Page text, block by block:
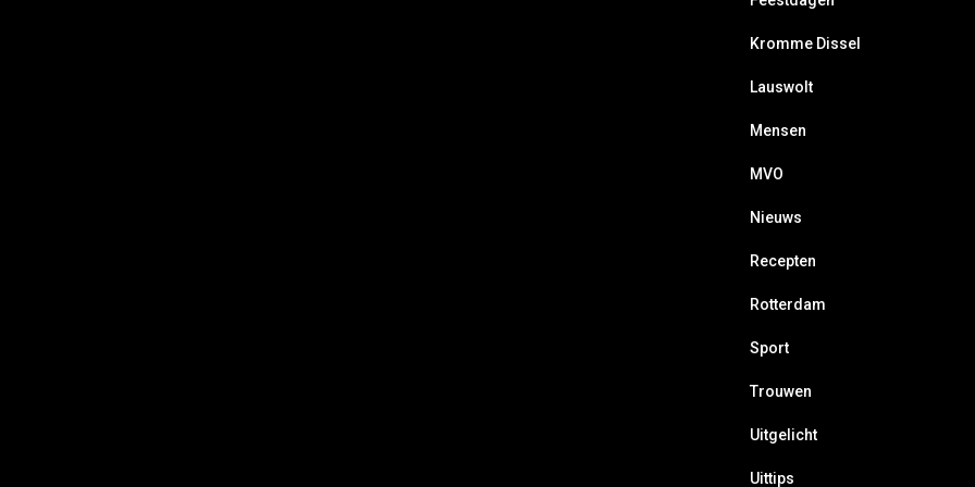
Kromme Dissel
Lauswolt
Mensen
MVO
Nieuws
Recepten
Rotterdam
Sport
Trouwen
Uitgelicht
Uittips